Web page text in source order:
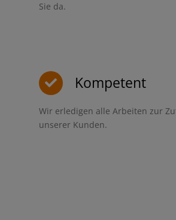
Sie da.
Kompetent
Wir erledigen alle Arbeiten zur
unserer Kunden.